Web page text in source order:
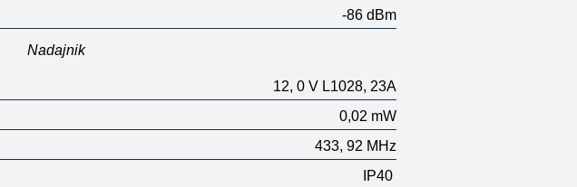
-86 dBm
Nadajnik
12, 0 V L1028, 23A
0,02 mW
433, 92 MHz
IP40